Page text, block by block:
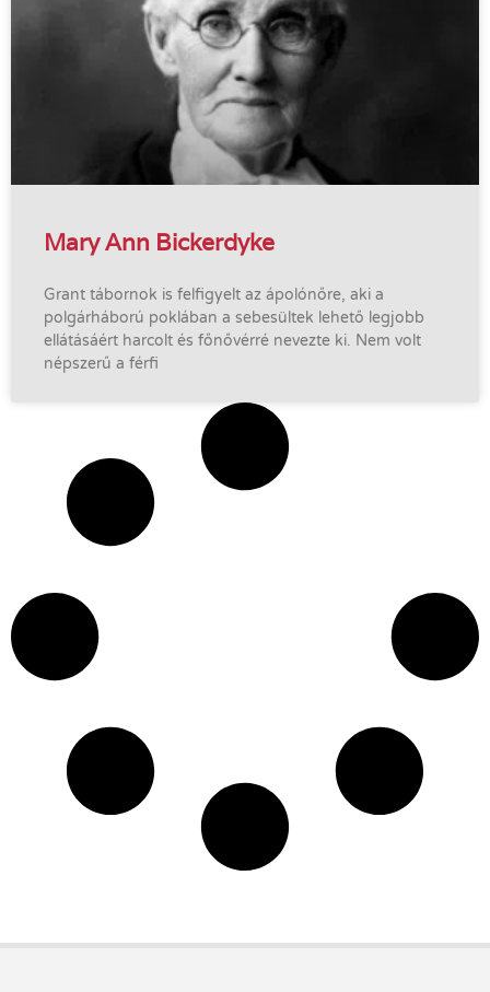
Mary Ann Bickerdyke
Grant tábornok is felfigyelt az ápolónőre, aki a
polgárháború poklában a sebesültek lehető legjobb
ellátásáért harcolt és főnővérré nevezte ki. Nem volt
népszerű a férfi